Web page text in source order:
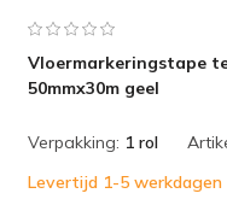
Vloermarkeringstape
50mmx30m geel
Verpakking: 1 rol
Levertijd 1-5 werkdagen